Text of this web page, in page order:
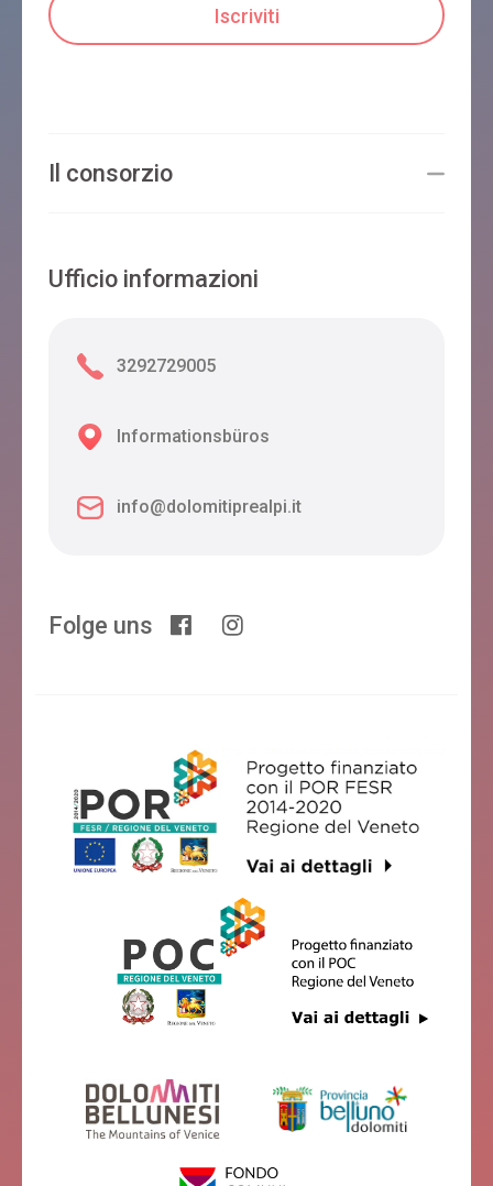
Il consorzio
Ufficio informazioni
3292729005
Informationsbüros
info@dolomitiprealpi.it
Folge uns